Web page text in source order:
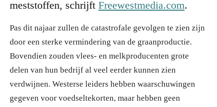
meststoffen, schrijft Freewestmedia.com.
Pas dit najaar zullen de catastrofale gevolgen te zien zijn
door een sterke vermindering van de graanproductie.
Bovendien zouden vlees- en melkproducenten grote
delen van hun bedrijf al veel eerder kunnen zien
verdwijnen. Westerse leiders hebben waarschuwingen
gegeven voor voedseltekorten, maar hebben geen